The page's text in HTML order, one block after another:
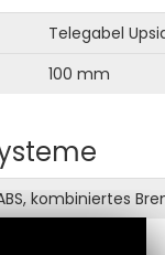
Telegabel
100 mm
kombiniertes